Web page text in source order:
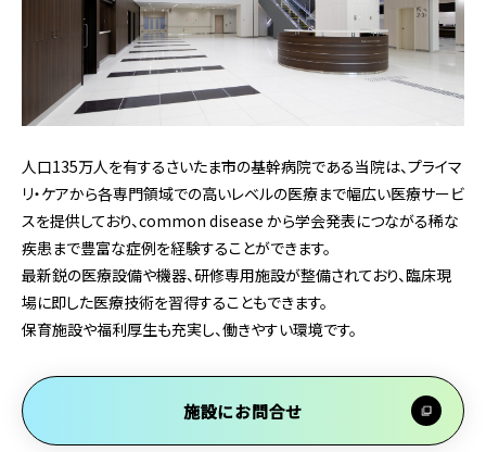
人口135万人を有するさいたま市の基幹病院である当院は、プライマ
リ・ケアから各専門領域での高いレベルの医療まで幅広い医療サービ
スを提供しており、common disease から学会発表につながる稀な
疾患まで豊富な症例を経験することができます。
最新鋭の医療設備や機器、研修専用施設が整備されており、臨床現
場に即した医療技術を習得することもできます。
保育施設や福利厚生も充実し、働きやすい環境です。
施設にお問合せ